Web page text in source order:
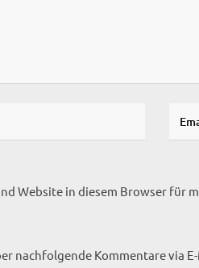
Website in diesem Browser für
nachfolgende Kommentare via